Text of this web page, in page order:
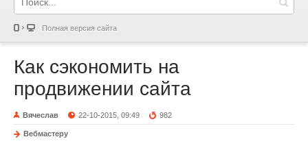
Полная версия сайта
Как сэкономить на
продвижении сайта
Вячеслав 22-10-2015, 09:49 982
Вебмастеру